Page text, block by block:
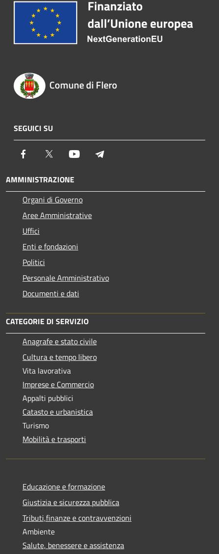
Comune di Flero
SEGUICI SU
Facebook Twitter Youtube
AMMINISTRAZIONE
Organi di Governo
Aree Amministrative
Uffici
Enti e fondazioni
Politici
Personale Amministrativo
Documenti e dati
CATEGORIE DI SERVIZIO
Anagrafe e stato civile
Cultura e tempo libero
Vita lavorativa
Imprese e Commercio
Appalti pubblici
Catasto e urbanistica
Turismo
Mobilità e trasporti
Educazione e formazione
Giustizia e sicurezza pubblica
Tributi,finanze e contravvenzioni
Ambiente
Salute, benessere e assistenza